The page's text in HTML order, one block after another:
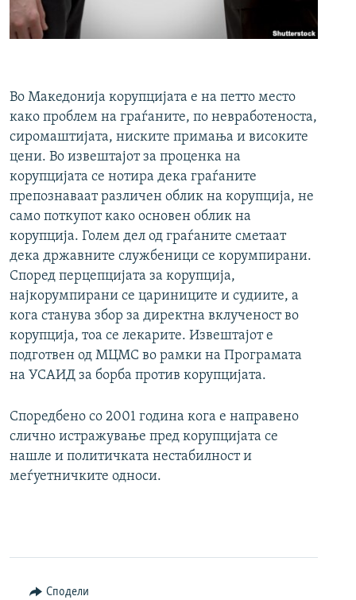
РСЕ веб страници
Во Македонија корупцијата е на петто место
како проблем на граѓаните, по невработеноста,
сиромаштијата, ниските примања и високите
цени. Во извештајот за проценка на
корупцијата се нотира дека граѓаните
препознаваат различен облик на корупција, не
само поткупот како основен облик на
корупција. Голем дел од граѓаните сметаат
дека државните службеници се корумпирани.
Според перцепцијата за корупција,
најкорумпирани се цариниците и судиите, а
кога станува збор за директна вклученост во
корупција, тоа се лекарите. Извештајот е
подготвен од МЦМС во рамки на Програмата
на УСАИД за борба против корупцијата.
Споредбено со 2001 година кога е направено
слично истражување пред корупцијата се
нашле и политичката нестабилност и
меѓуетничките односи.
Сподели